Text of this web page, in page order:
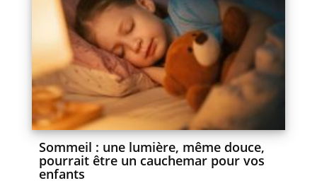
Sommeil : une lumière, même douce,
pourrait être un cauchemar pour vos
enfants